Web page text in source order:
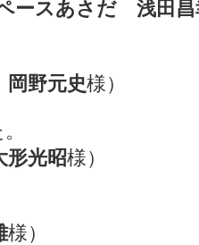
ースあさだ 浅田
岡野元史様）
形光昭様）
様）